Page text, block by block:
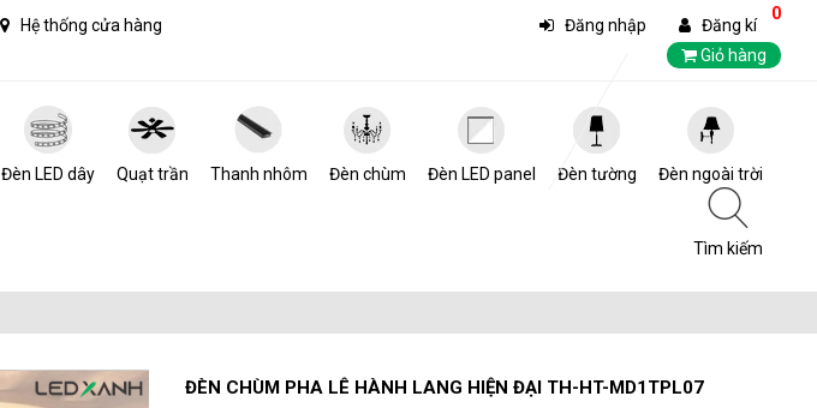
Hệ thống cửa hàng Đăng nhập
Đăng kí
Giỏ hàng
0
Đèn LED dây Quạt trần Thanh nhôm Đèn chùm Đèn LED panel Đèn tường Đèn ngoài trời
Tìm kiếm
ĐÈN CHÙM PHA LÊ HÀNH LANG HIỆN ĐẠI TH-HT-MD1TPL07